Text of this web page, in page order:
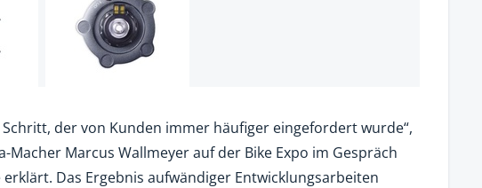
Schritt, der von Kunden immer häufiger eingefordert wurde“,
Macher Marcus Wallmeyer auf der Bike Expo im Gespräch
Das Ergebnis aufwändiger Entwicklungsarbeiten